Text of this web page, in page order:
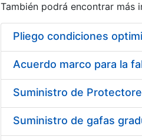
Mostrar/Ocultar
También podrá encontrar más
Pliego condiciones
Acuerdo marco para la